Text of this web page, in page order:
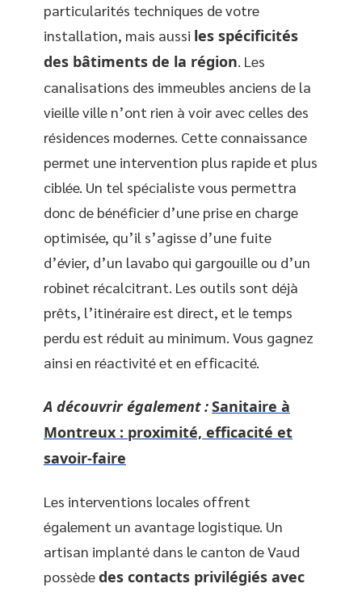
particularités techniques de votre
installation, mais aussi les spécificités
des bâtiments de la région. Les
canalisations des immeubles anciens de la
vieille ville n’ont rien à voir avec celles des
résidences modernes. Cette connaissance
permet une intervention plus rapide et plus
ciblée. Un tel spécialiste vous permettra
donc de bénéficier d’une prise en charge
optimisée, qu’il s’agisse d’une fuite
d’évier, d’un lavabo qui gargouille ou d’un
robinet récalcitrant. Les outils sont déjà
prêts, l’itinéraire est direct, et le temps
perdu est réduit au minimum. Vous gagnez
ainsi en réactivité et en efficacité.
A découvrir également :Sanitaire à
Montreux : proximité, efficacité et
savoir-faire
Les interventions locales offrent
également un avantage logistique. Un
artisan implanté dans le canton de Vaud
possèdedes contacts privilégiés avec